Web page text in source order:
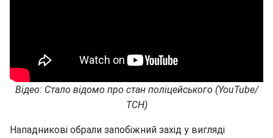
Відео: Стало відомо про стан поліцейського (YouTube/
ТСН)
Нападникові обрали запобіжний захід у вигляді